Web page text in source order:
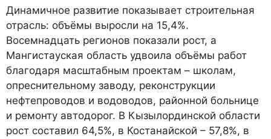
Динамичное развитие показывает строительная
отрасль: объёмы выросли на 15,4%.
Восемнадцать регионов показали рост, а
Мангистауская область удвоила объёмы работ
благодаря масштабным проектам – школам,
опреснительному заводу, реконструкции
нефтепроводов и водоводов, районной больнице
и ремонту автодорог. В Кызылординской области
рост составил 64,5%, в Костанайской – 57,8%, в